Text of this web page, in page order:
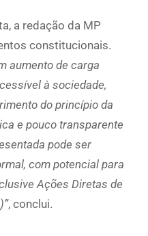
a redação da MP
constitucionais.
aumento de carga
à sociedade,
do princípio da
e pouco transparente
pode ser
com potencial para
Ações Diretas de
, conclui.